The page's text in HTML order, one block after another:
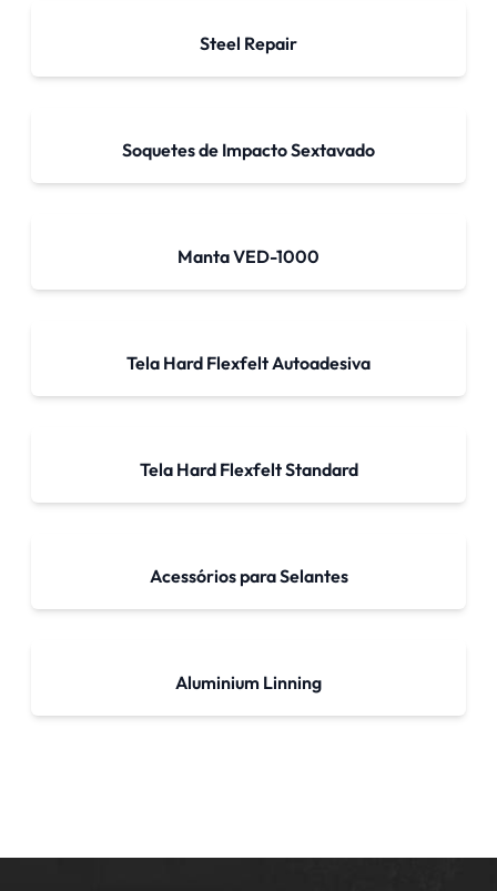
Steel Repair
Soquetes de Impacto Sextavado
Manta VED-1000
Tela Hard Flexfelt Autoadesiva
Tela Hard Flexfelt Standard
Acessórios para Selantes
Aluminium Linning